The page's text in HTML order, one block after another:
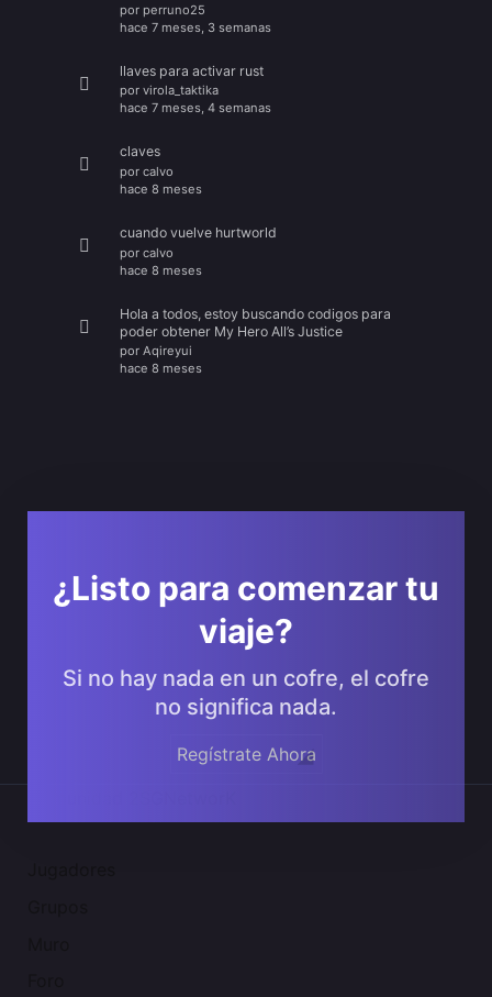
por perruno25
hace 7 meses, 3 semanas
llaves para activar rust
por virola_taktika
hace 7 meses, 4 semanas
claves
por calvo
hace 8 meses
cuando vuelve hurtworld
por calvo
hace 8 meses
Hola a todos, estoy buscando codigos para
poder obtener My Hero All’s Justice
por Aqireyui
hace 8 meses
¿Listo para comenzar tu
viaje?
Si no hay nada en un cofre, el cofre
no significa nada.
Regístrate Ahora